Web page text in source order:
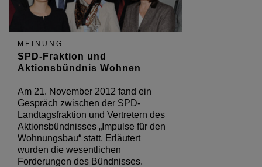
MEINUNG
SPD-Fraktion und
Aktionsbündnis Wohnen
Am 21. November 2012 fand ein
Gespräch zwischen der SPD-
Landtagsfraktion und Vertretern des
Aktionsbündnisses „Impulse für den
Wohnungsbau“ statt. Erläutert
wurden die wesentlichen
Forderungen des Bündnisses.